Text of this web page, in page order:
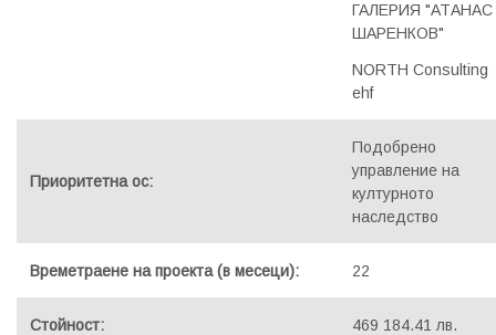
ГАЛЕРИЯ "АТАНАС
ШАРЕНКОВ"
NORTH Consulting
ehf
Приоритетна ос:
Подобрено
управление на
културното
наследство
Времетраене на проекта (в месеци): 22
Стойност: 469 184.41 лв.